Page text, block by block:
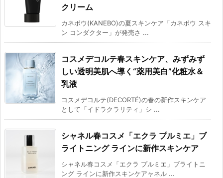
クリーム
カネボウ(KANEBO)の夏スキンケア「カネボウ スキ
ン コンダクター」が発売さ ...
コスメデコルテ春スキンケア、みずみず
しい透明美肌へ導く“薬用美白”化粧水＆
乳液
コスメデコルテ(DECORTÉ)の春の新作スキンケア
として「イドラクラリティ」シ ...
シャネル春コスメ「エクラ プルミエ」ブ
ライトニング ラインに新作スキンケア
シャネル春コスメ「エクラ プルミエ」ブライトニ
ング ラインに新作スキンケアャネル ...